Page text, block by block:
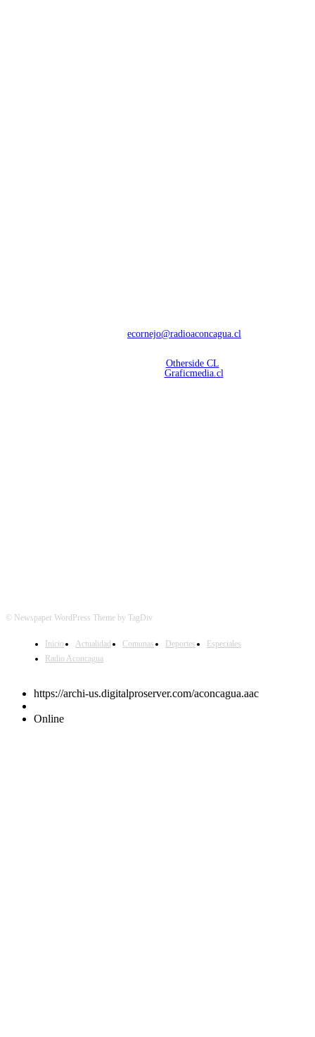
ecornejo@radioaconcagua.cl
Otherside CL
Graficmedia.cl
© Newspaper WordPress Theme by TagDiv
Inicio Actualidad Comunas Deportes
Especiales
Radio Aconcagua
https://archi-us.digitalproserver.com/aconcagua.aac
Online